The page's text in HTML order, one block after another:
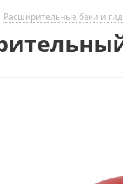
Расширительные баки и